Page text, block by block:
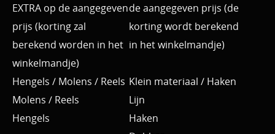
EXTRA op de aangegeven
prijs (korting zal
berekend worden in het
winkelmandje)
de aangegeven prijs (de
korting wordt berekend
in het winkelmandje)
Hengels / Molens / Reels
Molens / Reels
Hengels
Klein materiaal / Haken
Lijn
Haken